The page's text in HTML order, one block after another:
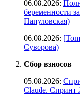
06.08.2026:
беременности
Папуловская)
06.08.2026:
Суворова)
Сбор взносов
05.08.2026:
Claude. Спринт